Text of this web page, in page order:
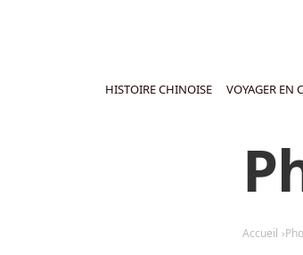
HISTOIRE CHINOISE VOYAGER EN
Accueil